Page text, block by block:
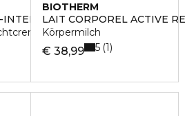
INTENSIVE
- für sehr trockene Haut
BIOTHERM
LAIT CORPOREL ACTIVE
Körpermilch
€ 38,99 5 1